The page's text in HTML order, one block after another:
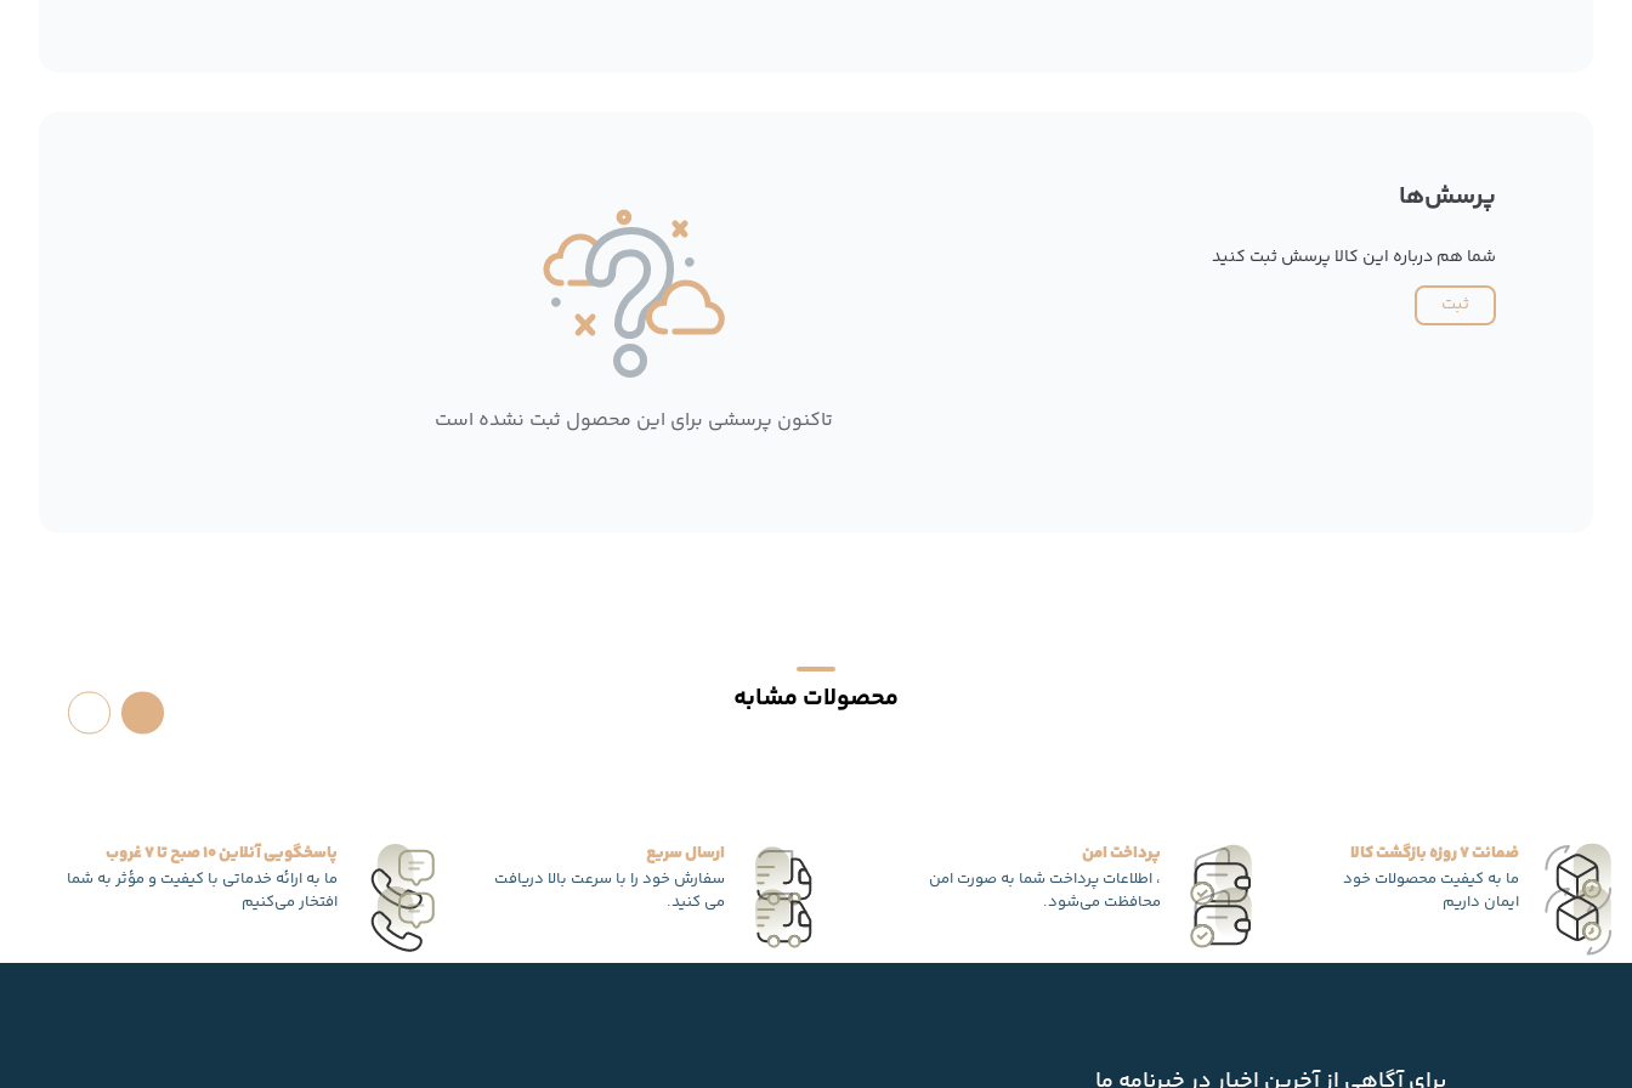
پرسش‌ها
شما هم درباره این کالا پرسش ثبت کنید
ثبت
تاکنون پرسشی برای این محصول ثبت نشده است
محصولات مشابه
ضمانت 7 روزه بازگشت کالا
ما به کیفیت محصولات خود
ایمان داریم
پرداخت امن
، اطلاعات پرداخت شما به صورت امن
محافظت می‌شود.
ارسال سریع
سفارش خود را با سرعت بالا دریافت
می کنید.
پاسخگویی آنلاین 10 صبح تا 7 غروب
ما به ارائه خدماتی با کیفیت و مؤثر به شما
افتخار می‌کنیم